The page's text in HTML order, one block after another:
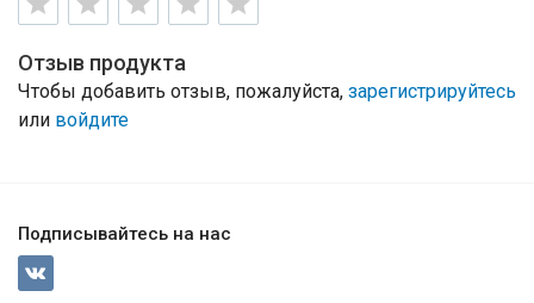
Отзыв продукта
Чтобы добавить отзыв, пожалуйста, зарегистрируйтесь
или войдите
Подписывайтесь на нас